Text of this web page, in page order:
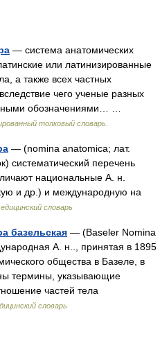
— система анатомических
или латинизированные
а также всех частных
чего ученые разных
обозначениями… …
толковый словарь.
— (nomina anatomica; лат.
систематический перечень
национальные А. н.
и др.) и международную на
словарь
базельская — (Baseler Nomina
А. н.., принятая в 1895
общества в Базеле, в
термины, указывающие
частей тела
словарь